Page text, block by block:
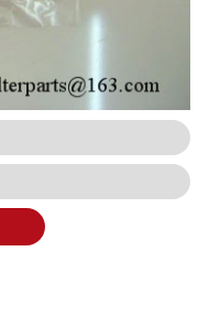
English